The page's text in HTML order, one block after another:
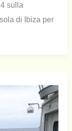
sulla
di Ibiza per